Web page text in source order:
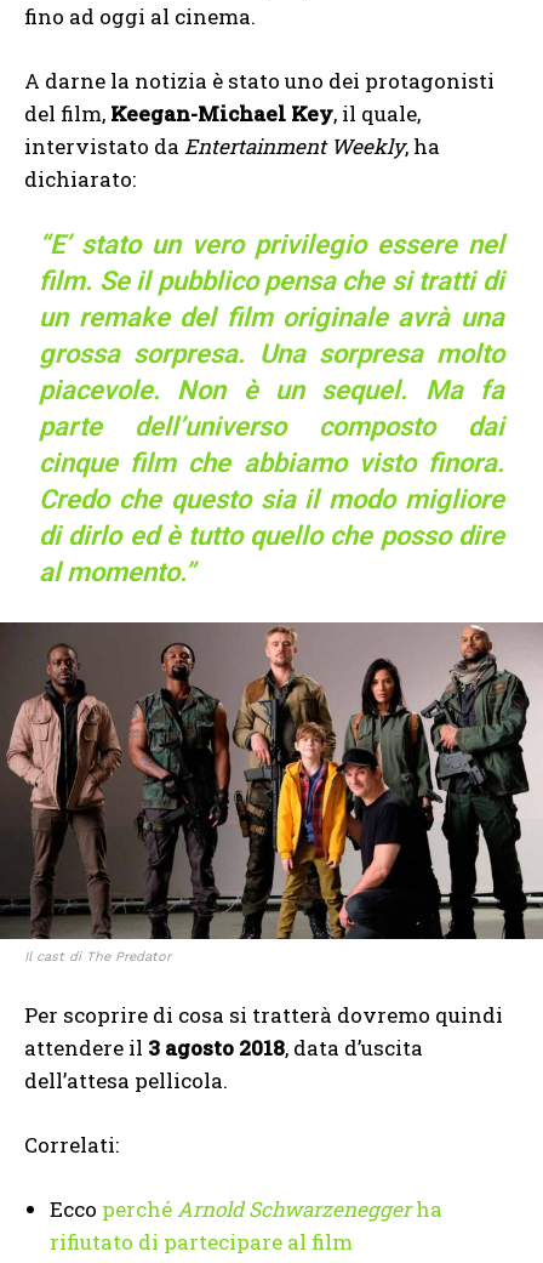
fino ad oggi al cinema.
A darne la notizia è stato uno dei protagonisti
del film, Keegan-Michael Key, il quale,
intervistato da Entertainment Weekly, ha
dichiarato:
“E’ stato un vero privilegio essere nel
film. Se il pubblico pensa che si tratti di
un remake del film originale avrà una
grossa sorpresa. Una sorpresa molto
piacevole. Non è un sequel. Ma fa
parte dell’universo composto dai
cinque film che abbiamo visto finora.
Credo che questo sia il modo migliore
di dirlo ed è tutto quello che posso dire
al momento.”
Il cast di The Predator
Per scoprire di cosa si tratterà dovremo quindi
attendere il 3 agosto 2018, data d’uscita
dell’attesa pellicola.
Correlati:
Ecco perchéArnold Schwarzeneggerha
rifiutato di partecipare al film